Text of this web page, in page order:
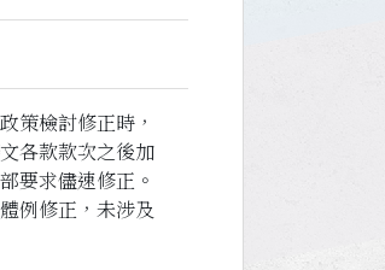
策檢討修正時，
各款款次之後加
要求儘速修正。
例修正，未涉及